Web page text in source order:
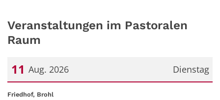
Veranstaltungen im Pastoralen
Raum
Dienstag
11 Aug. 2026
Datum: 11. August 2026
Friedhof, Brohl